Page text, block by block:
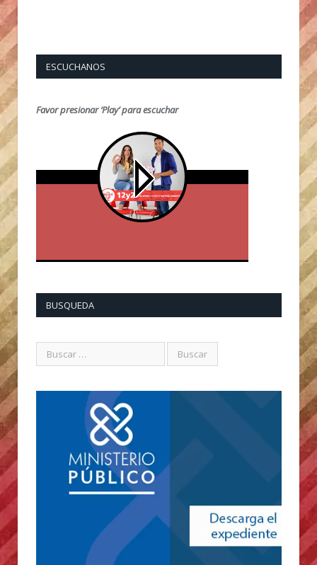
ESCUCHANOS
Favor presionar ‘Play’ para escuchar
BUSQUEDA